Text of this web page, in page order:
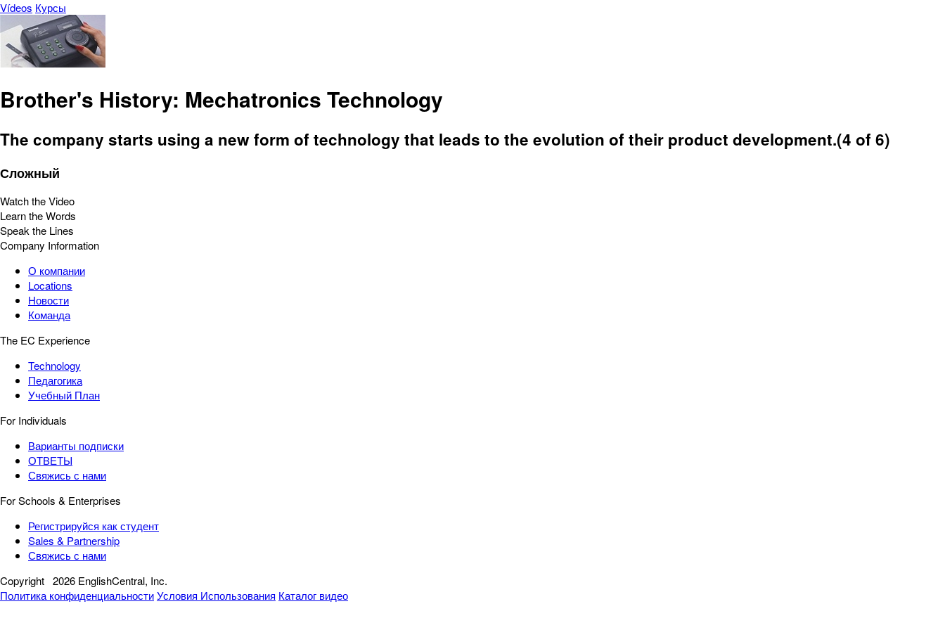
Vídeos Курсы
Brother's History: Mechatronics Technology
The company starts using a new form of technology that leads to the evolution of their product development.(4 of 6)
Сложный
Watch the Video
Learn the Words
Speak the Lines
Company Information
О компании
Locations
Новости
Команда
The EC Experience
Technology
Педагогика
Учебный План
For Individuals
Варианты подписки
ОТВЕТЫ
Свяжись с нами
For Schools & Enterprises
Регистрируйся как студент
Sales & Partnership
Свяжись с нами
Copyright 2026 EnglishCentral, Inc.
Политика конфиденциальностиУсловия Использования Каталог видео